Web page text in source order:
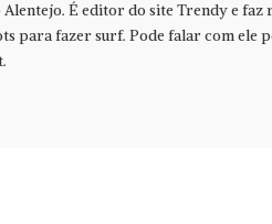
É editor do site Trendy e faz
para fazer surf. Pode falar com ele
.